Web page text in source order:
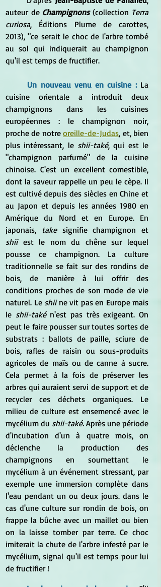
auteur de Champignons (collection Terra
curiosa, Éditions Plume de carottes,
2013), "ce serait le choc de l'arbre tombé
au sol qui indiquerait au champignon
qu'il est temps de fructifier.
Un nouveau venu en cuisine : La
cuisine orientale a introduit deux
champignons dans les cuisines
européennes : le champignon noir,
proche de notre oreille-de-Judas, et, bien
plus intéressant, le shii-také, qui est le
"champignon parfumé" de la cuisine
chinoise. C'est un excellent comestible,
dont la saveur rappelle un peu le cèpe. Il
est cultivé depuis des siècles en Chine et
au Japon et depuis les années 1980 en
Amérique du Nord et en Europe. En
japonais, take
shii est le nom du chêne sur lequel
pousse ce champignon. La culture
traditionnelle se fait sur des rondins de
bois, de manière à lui offrir des
conditions proches de son mode de vie
naturel. Le shii ne vit pas en Europe mais
le shii-také n'est pas très exigeant. On
peut le faire pousser sur toutes sortes de
substrats : ballots de paille, sciure de
bois, rafles de raisin ou sous-produits
agricoles de maïs ou de canne à sucre.
Cela permet à la fois de préserver les
arbres qui auraient servi de support et de
recycler ces déchets organiques. Le
milieu de culture est ensemencé avec le
mycélium du shii-také. Après une période
d'incubation d'un à quatre mois, on
déclenche la production des
champignons en soumettant le
mycélium à un événement stressant, par
exemple une immersion complète dans
l'eau pendant un ou deux jours. dans le
cas d'une culture sur rondin de bois, on
frappe la bûche avec un maillet ou bien
on la laisse tomber par terre. Ce choc
imiterait la chute de l'arbre infesté par le
mycélium, signal qu'il est temps pour lui
de fructifier !